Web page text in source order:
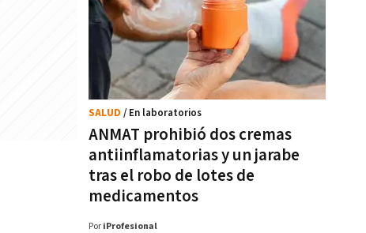
ANMAT prohibió dos cremas
antiinflamatorias y un jarabe
tras el robo de lotes de
medicamentos
SALUD / En laboratorios
Por iProfesional